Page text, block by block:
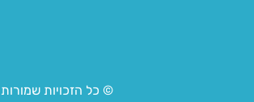
© כל הזכויות שמורות